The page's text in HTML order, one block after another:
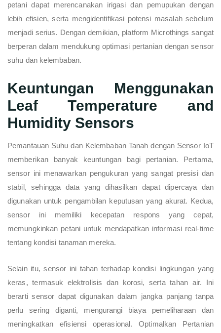
petani dapat merencanakan irigasi dan pemupukan dengan
lebih efisien, serta mengidentifikasi potensi masalah sebelum
menjadi serius. Dengan demikian, platform Microthings sangat
berperan dalam mendukung optimasi pertanian dengan sensor
suhu dan kelembaban.
Keuntungan Menggunakan
Leaf Temperature and
Humidity Sensors
Pemantauan Suhu dan Kelembaban Tanah dengan Sensor IoT
memberikan banyak keuntungan bagi pertanian. Pertama,
sensor ini menawarkan pengukuran yang sangat presisi dan
stabil, sehingga data yang dihasilkan dapat dipercaya dan
digunakan untuk pengambilan keputusan yang akurat. Kedua,
sensor ini memiliki kecepatan respons yang cepat,
memungkinkan petani untuk mendapatkan informasi real-time
tentang kondisi tanaman mereka.
Selain itu, sensor ini tahan terhadap kondisi lingkungan yang
keras, termasuk elektrolisis dan korosi, serta tahan air. Ini
berarti sensor dapat digunakan dalam jangka panjang tanpa
perlu sering diganti, mengurangi biaya pemeliharaan dan
meningkatkan efisiensi operasional. Optimalkan Pertanian